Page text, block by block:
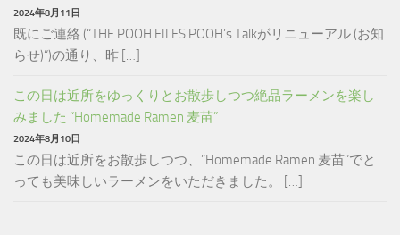
2024年8月11日
既にご連絡 (“THE POOH FILES POOH’s Talkがリニューアル (お知
らせ)“)の通り、昨 […]
この日は近所をゆっくりとお散歩しつつ絶品ラーメンを楽し
みました “Homemade Ramen 麦苗”
2024年8月10日
この日は近所をお散歩しつつ、”Homemade Ramen 麦苗”でと
っても美味しいラーメンをいただきました。 […]